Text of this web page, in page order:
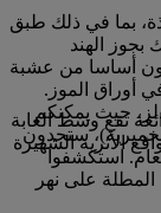
بما في ذلك طبق
الهند
أساسا من عشبة
أوراق الموز.
حيث يمكنكم
ستجدون
استكشفوا
المطلة على نهر
تقع وسط الغابة
الأثرية الشهيرة